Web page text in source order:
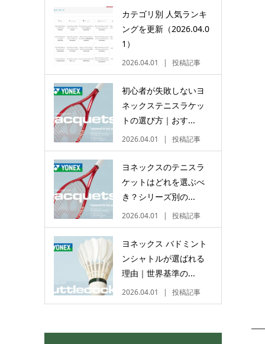
カテゴリ別 人気ランキ
ングを更新（2026.04.0
1）
2026.04.01 投稿記事
初心者が失敗しないヨ
ネックステニスラケッ
トの選び方｜おす...
2026.04.01 投稿記事
ヨネックスのテニスラ
ケットはどれを選ぶべ
き？シリーズ別の...
2026.04.01 投稿記事
ヨネックス バドミント
ンシャトルが選ばれる
理由｜世界基準の...
2026.04.01 投稿記事